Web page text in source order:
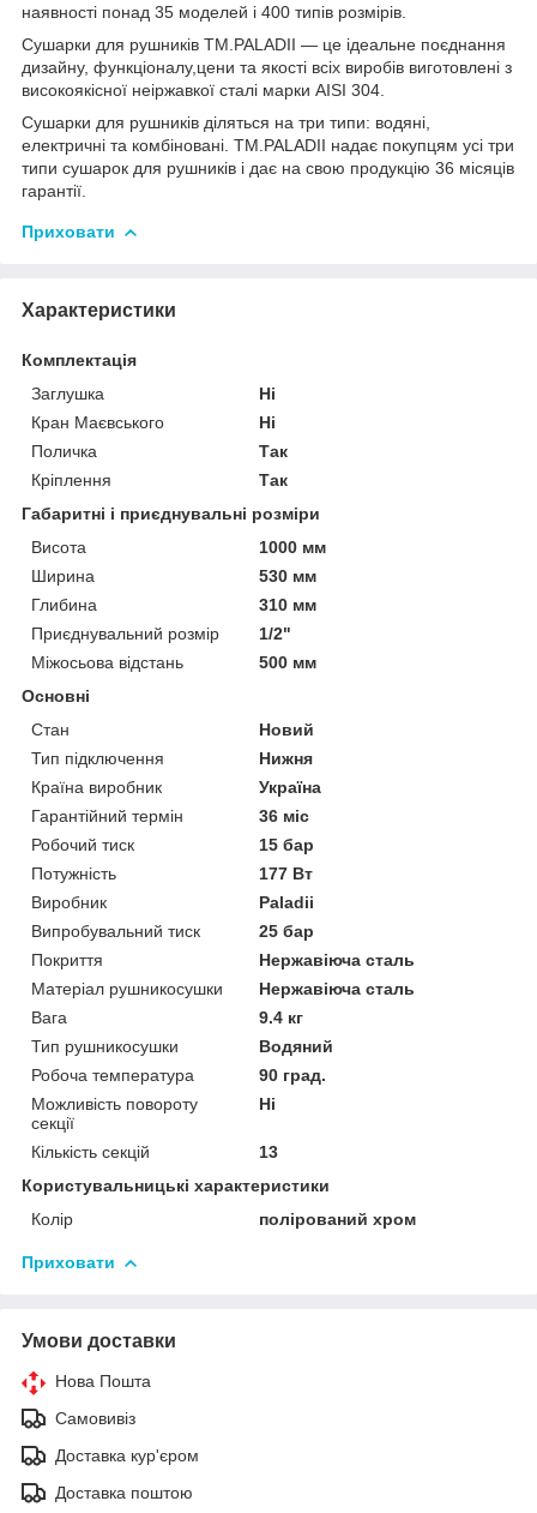
наявності понад 35 моделей і 400 типів розмірів.
Сушарки для рушників TM.PALADII — це ідеальне поєднання
дизайну, функціоналу,цени та якості всіх виробів виготовлені з
високоякісної неіржавкої сталі марки AISI 304.
Сушарки для рушників діляться на три типи: водяні,
електричні та комбіновані. TM.PALADII надає покупцям усі три
типи сушарок для рушників і дає на свою продукцію 36 місяців
гарантії.
Приховати
Характеристики
Комплектація
Заглушка
Ні
Кран Маєвського
Ні
Поличка
Так
Кріплення
Так
Габаритні і приєднувальні розміри
Висота
1000 мм
Ширина
530 мм
Глибина
310 мм
Приєднувальний розмір
1/2"
Міжосьова відстань
500 мм
Основні
Стан
Новий
Тип підключення
Нижня
Країна виробник
Україна
Гарантійний термін
36 міс
Робочий тиск
15 бар
Потужність
177 Вт
Виробник
Paladii
Випробувальний тиск
25 бар
Покриття
Нержавіюча сталь
Матеріал рушникосушки
Нержавіюча сталь
Вага
9.4 кг
Тип рушникосушки
Водяний
Робоча температура
90 град.
Можливість повороту
секції
Ні
Кількість секцій
13
Користувальницькі характеристики
Колір
полірований хром
Приховати
Умови доставки
Нова Пошта
Самовивіз
Доставка кур'єром
Доставка поштою